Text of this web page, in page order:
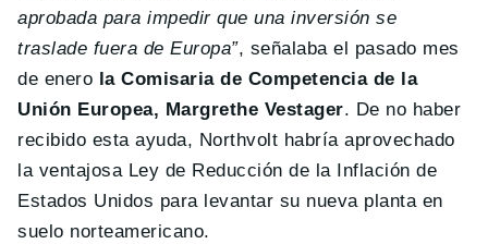
aprobada para impedir que una inversión se
traslade fuera de Europa”, señalaba el pasado mes
de enero la Comisaria de Competencia de la
Unión Europea, Margrethe Vestager. De no haber
recibido esta ayuda, Northvolt habría aprovechado
la ventajosa Ley de Reducción de la Inflación de
Estados Unidos para levantar su nueva planta en
suelo norteamericano.